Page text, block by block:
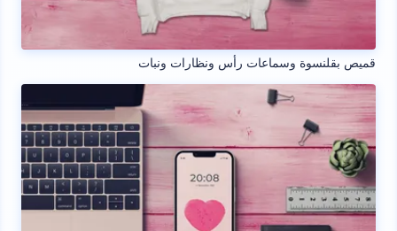
قميص بقلنسوة وسماعات رأس ونظارات ونبات